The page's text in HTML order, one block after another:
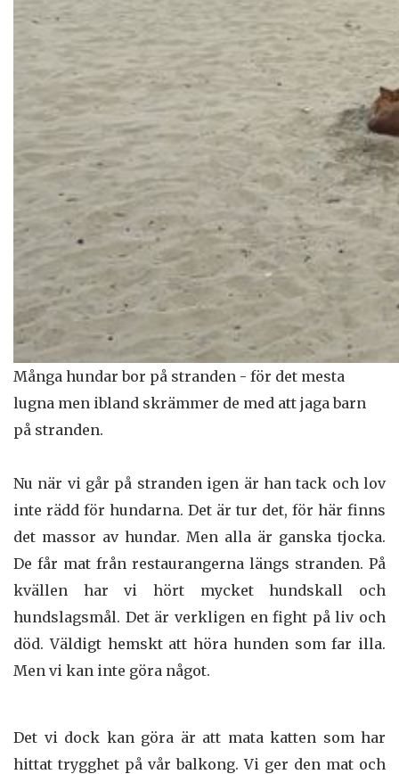
Många hundar bor på stranden - för det mesta
lugna men ibland skrämmer de med att jaga barn
på stranden.
Nu när vi går på stranden igen är han tack och lov
inte rädd för hundarna. Det är tur det, för här finns
det massor av hundar. Men alla är ganska tjocka.
De får mat från restaurangerna längs stranden. På
kvällen har vi hört mycket hundskall och
hundslagsmål. Det är verkligen en fight på liv och
död. Väldigt hemskt att höra hunden som far illa.
Men vi kan inte göra något.
Det vi dock kan göra är att mata katten som har
hittat trygghet på vår balkong. Vi ger den mat och